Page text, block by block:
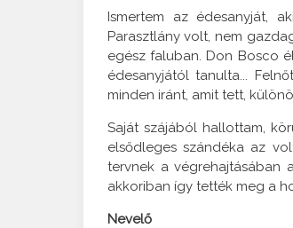
Ismertem az édesanyját,
Parasztlány volt, nem
egész faluban. Don Bosco
édesanyjától tanulta...
minden iránt, amit tett,
Saját szájából hallottam,
elsődleges szándéka az
tervnek a végrehajtásában
akkoriban így tették meg a
Nevelő